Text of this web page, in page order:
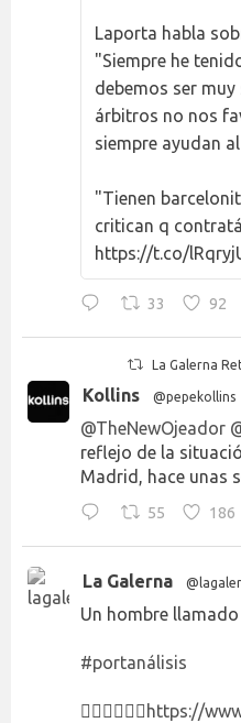
Laporta habla
"Siempre he
debemos ser
árbitros no nos
siempre ayudan
"Tienen
critican q
https://t.co/
33 92
La Galerna
Kollins @pepekollins
@TheNewOjeador
reflejo de la
Madrid, hace unas
55 186
La Galerna
Un hombre
#portanálisis
👉🏻👉🏻👉🏻 https://